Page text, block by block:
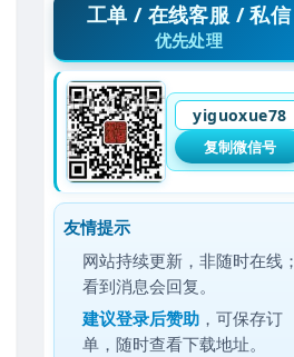
工单 / 在线客服 / 私信
优先处理
yiguoxue78
复制微信号
友情提示
网站持续更新，非随时在线；
看到消息会回复。
建议登录后赞助 ，可保存订
单，随时查看下载地址。